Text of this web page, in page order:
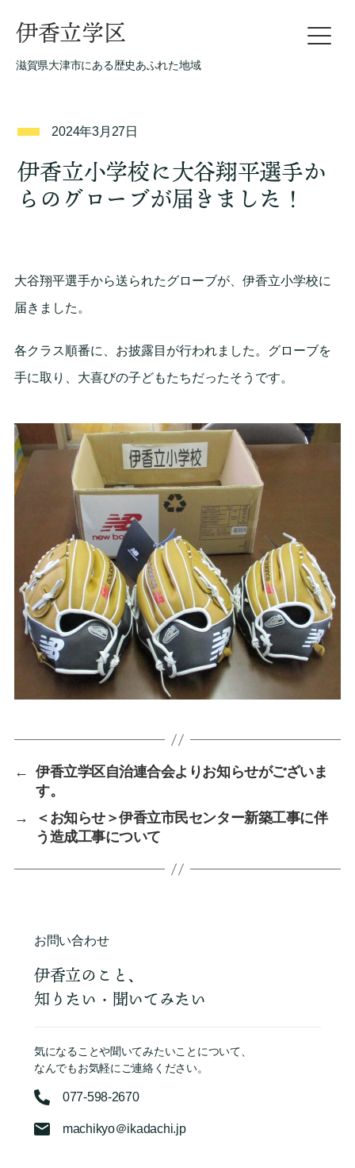
伊香立学区
滋賀県大津市にある歴史あふれた地域
2024年3月27日
伊香立小学校に大谷翔平選手か
らのグローブが届きました！
大谷翔平選手から送られたグローブが、伊香立小学校に
届きました。
各クラス順番に、お披露目が行われました。グローブを
手に取り、大喜びの子どもたちだったそうです。
←
伊香立学区自治連合会よりお知らせがございま
す。
→
＜お知らせ＞伊香立市民センター新築工事に伴
う造成工事について
お問い合わせ
伊香立のこと、
知りたい・聞いてみたい
気になることや聞いてみたいことについて、
なんでもお気軽にご連絡ください。
077-598-2670
machikyo＠ikadachi.jp